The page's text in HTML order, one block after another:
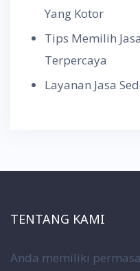
Yang Kotor
Tips Memilih
Terpercaya
Layanan Jasa
TENTANG KAMI
Anda memiliki